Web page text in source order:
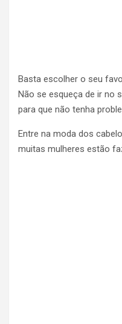
Basta escolher o seu
Não se esqueça de ir no
para que não tenha
Entre na moda dos
muitas mulheres estão